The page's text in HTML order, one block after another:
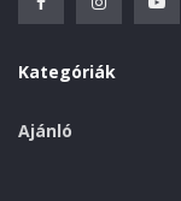
Kategóriák
Ajánló